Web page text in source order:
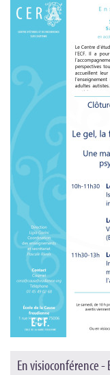
En visioconférence